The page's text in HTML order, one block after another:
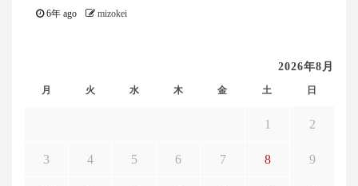
6年 ago mizokei
2026年8月
月 火 水 木 金 土 日
1 2
3 4 5 6 7 8 9